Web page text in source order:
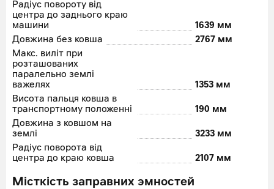
Радіус повороту від
центра до заднього краю
машини
1639 мм
Довжина без ковша
2767 мм
Макс. виліт при
розташованих
паралельно землі
важелях
1353 мм
Висота пальця ковша в
транспортному положенні
190 мм
Довжина з ковшом на
землі
3233 мм
Радіус поворота від
центра до краю ковша
2107 мм
Місткість заправних эмностей